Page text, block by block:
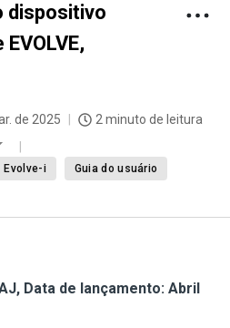
dispositivo
de 2025
2 minuto de leitura
Evolve-i
Guia do usuário
Data de lançamento: Abril